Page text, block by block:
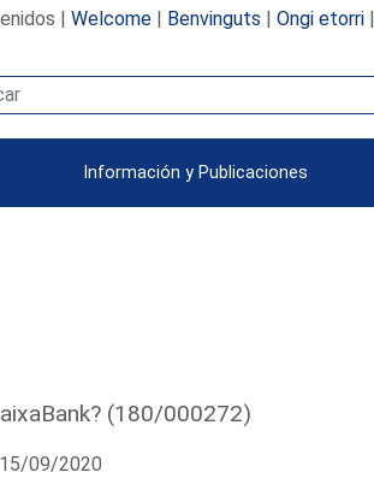
| Welcome| Benvinguts | Ongi etorri|
Información y Publicaciones
(180/000272)
09/2020